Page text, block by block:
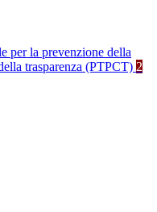
per la prevenzione della
trasparenza (PTPCT) 2